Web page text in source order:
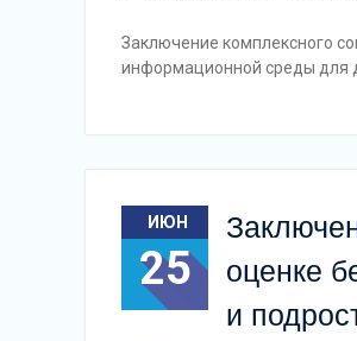
Заключение комплексного
информационной среды для
ИЮН
25
оценке
и